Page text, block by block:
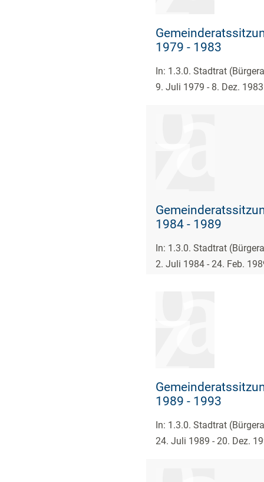
1979 - 1983
In: 1.3.0. Stadtrat
9. Juli 1979 - 8. Dez. 1983
1984 - 1989
In: 1.3.0. Stadtrat
2. Juli 1984 - 24. Feb.
1989 - 1993
In: 1.3.0. Stadtrat
24. Juli 1989 - 20. Dez.